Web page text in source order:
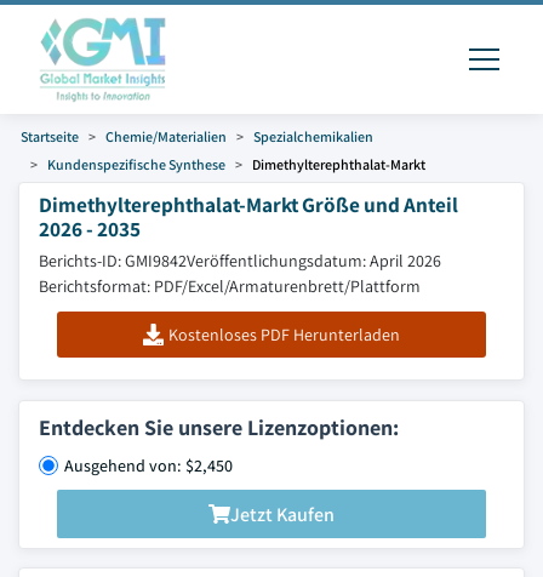
Startseite Chemie/Materialien
Spezialchemikalien
Kundenspezifische Synthese
Dimethylterephthalat-Markt
Dimethylterephthalat-Markt Größe und Anteil
2026 - 2035
Berichts-ID: GMI9842Veröffentlichungsdatum: April 2026
Berichtsformat: PDF/Excel/Armaturenbrett/Plattform
Kostenloses PDF Herunterladen
Entdecken Sie unsere Lizenzoptionen:
Ausgehend von: $2,450
Jetzt Kaufen